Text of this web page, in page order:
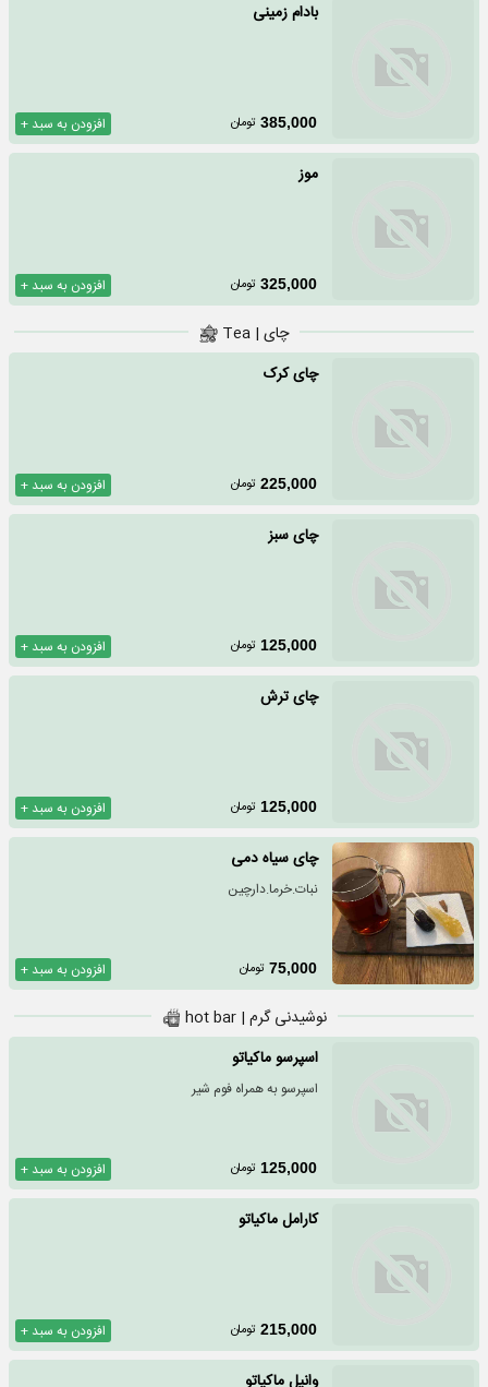
بادام زمینی
افزودن به سبد + 385,000 تومان
موز
افزودن به سبد + 325,000 تومان
چای | Tea
چای کرک
افزودن به سبد + 225,000 تومان
چای سبز
افزودن به سبد + 125,000 تومان
چای ترش
افزودن به سبد + 125,000 تومان
چای سیاه دمی
نبات.خرما.دارچين
افزودن به سبد + 75,000 تومان
نوشیدنی گرم | hot bar
اسپرسو ماکیاتو
اسپرسو به همراه فوم شیر
افزودن به سبد + 125,000 تومان
کارامل ماکیاتو
افزودن به سبد + 215,000 تومان
وانیل ماکیاتو